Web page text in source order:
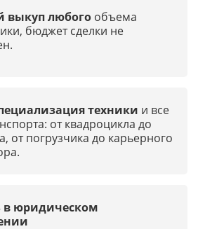
выкуп любого объема
бюджет сделки не
техники и все
от квадроцикла до
от погрузчика до карьерного
юридическом